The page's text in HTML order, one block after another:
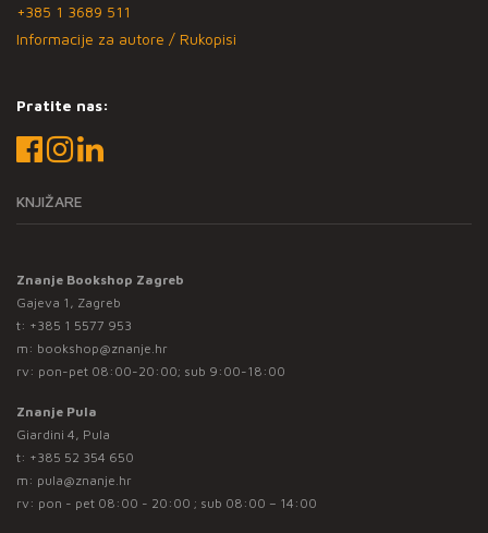
+385 1 3689 511
Informacije za autore / Rukopisi
Pratite nas:
KNJIŽARE
Znanje Bookshop Zagreb
Gajeva 1, Zagreb
t: +385 1 5577 953
m: bookshop@znanje.hr
rv: pon-pet 08:00-20:00; sub 9:00-18:00
Znanje Pula
Giardini 4, Pula
t: +385 52 354 650
m: pula@znanje.hr
rv: pon - pet 08:00 - 20:00 ; sub 08:00 – 14:00